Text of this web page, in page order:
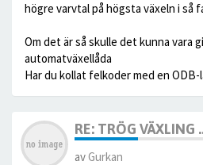
högre varvtal på högsta växeln i så
Om det är så skulle det kunna vara
automatväxellåda
Har du kollat felkoder med en ODB-
RE: TRÖG VÄXLING
avGurkan